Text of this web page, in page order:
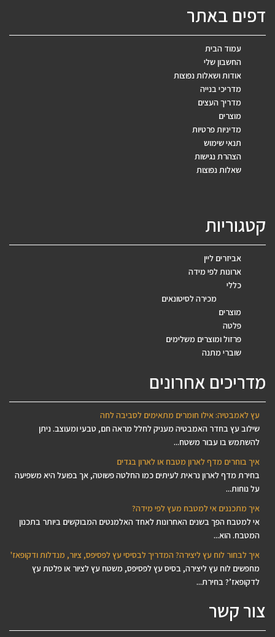
דפים באתר
עמוד הבית
החשבון שלי
אודות ושאלות נפוצות
מדריכי בנייה
מדריך העצים
מוצרים
מדיניות פרטיות
תנאי שימוש
הצהרת נגישות
שאלות נפוצות
קטגוריות
אביזרים ליין
ארונות לפי מידה
כללי
מכירה לסיטונאים
מוצרים
פלטה
פרזול ומוצרים משלימים
שוברי מתנה
מדריכים אחרונים
עץ לאמבטיה: אילו חומרים מתאימים לסביבה לחה
שילוב עץ בחדר האמבטיה מעניק לחלל מראה חם, טבעי ומעוצב. ניתן
להשתמש בו עבור משטח...
איך בוחרים מדף לארון מטבח או לארון בגדים
בחירת מדף לארון נראית לעיתים כמו החלטה פשוטה, אך בפועל היא משפיעה
על נוחות...
איך מתכננים אי למטבח מעץ לפי מידה?
אי למטבח הפך בשנים האחרונות לאחד האלמנטים המבוקשים ביותר בתכנון
המטבח. הוא...
איך לבחור לוח עץ ליצירה? המדריך לבסיסי עץ לפסיפס, ציור, מנדלות ודקופאז'
מחפשים לוח עץ ליצירה, בסיס עץ לפסיפס, משטח עץ לציור או פלטת עץ
לדקופאז’? בחירת...
צור קשר